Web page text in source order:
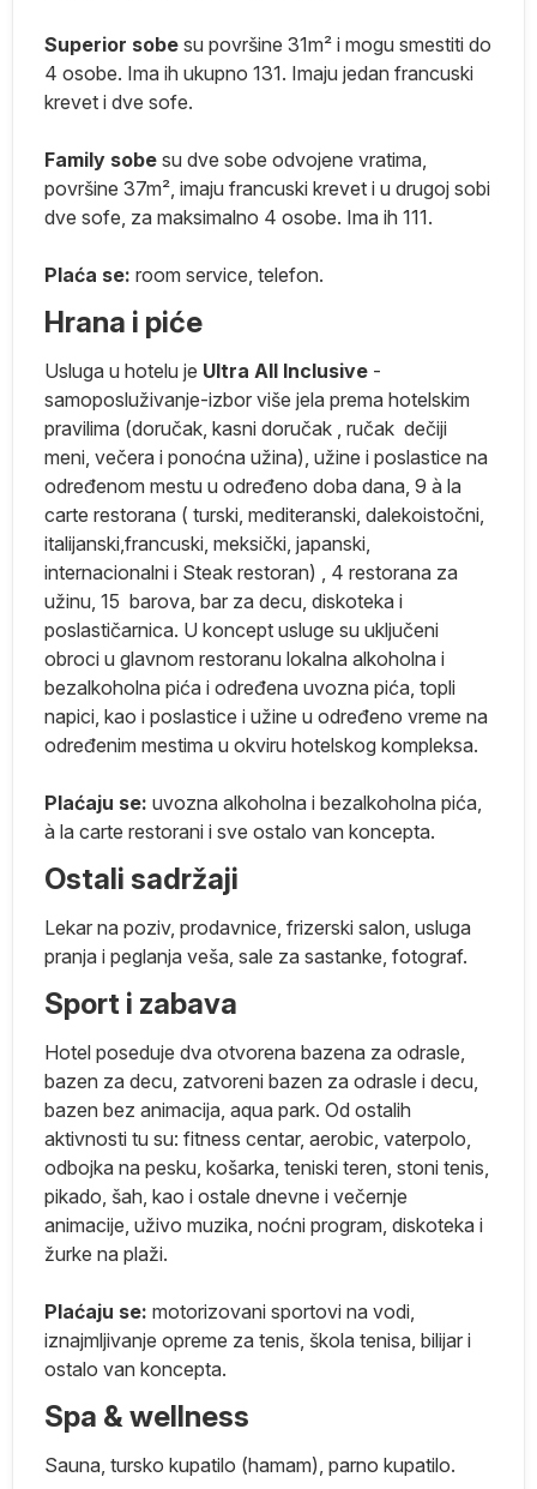
Superior sobe su površine 31m² i mogu smestiti do
4 osobe. Ima ih ukupno 131. Imaju jedan francuski
krevet i dve sofe.
Family sobe su dve sobe odvojene vratima,
površine 37m², imaju francuski krevet i u drugoj sobi
dve sofe, za maksimalno 4 osobe. Ima ih 111.
Plaća se: room service, telefon.
Hrana i piće
Usluga u hotelu je Ultra All Inclusive -
samoposluživanje-izbor više jela prema hotelskim
pravilima (doručak, kasni doručak , ručak dečiji
meni, večera i ponoćna užina), užine i poslastice na
određenom mestu u određeno doba dana, 9 à la
carte restorana ( turski, mediteranski, dalekoistočni,
italijanski,francuski, meksički, japanski,
internacionalni i Steak restoran) , 4 restorana za
užinu, 15 barova, bar za decu, diskoteka i
poslastičarnica. U koncept usluge su uključeni
obroci u glavnom restoranu lokalna alkoholna i
bezalkoholna pića i određena uvozna pića, topli
napici, kao i poslastice i užine u određeno vreme na
određenim mestima u okviru hotelskog kompleksa.
Plaćaju se: uvozna alkoholna i bezalkoholna pića,
à la carte restorani i sve ostalo van koncepta.
Ostali sadržaji
Lekar na poziv, prodavnice, frizerski salon, usluga
pranja i peglanja veša, sale za sastanke, fotograf.
Sport i zabava
Hotel poseduje dva otvorena bazena za odrasle,
bazen za decu, zatvoreni bazen za odrasle i decu,
bazen bez animacija, aqua park. Od ostalih
aktivnosti tu su: fitness centar, aerobic, vaterpolo,
odbojka na pesku, košarka, teniski teren, stoni tenis,
pikado, šah, kao i ostale dnevne i večernje
animacije, uživo muzika, noćni program, diskoteka i
žurke na plaži.
Plaćaju se: motorizovani sportovi na vodi,
iznajmljivanje opreme za tenis, škola tenisa, bilijar i
ostalo van koncepta.
Spa & wellness
Sauna, tursko kupatilo (hamam), parno kupatilo.